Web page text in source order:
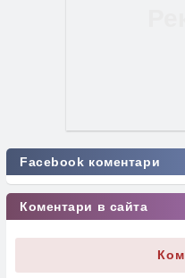
Facebook коментари
Коментари в сайта